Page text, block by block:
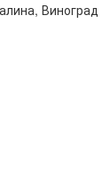
Виноград